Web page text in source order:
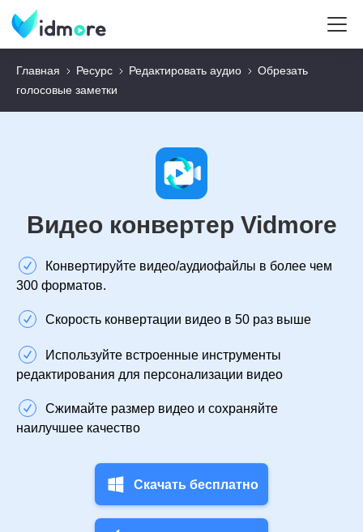
Главная Ресурс Редактировать аудио
Обрезать
голосовые заметки
Видео конвертер Vidmore
Конвертируйте видео/аудиофайлы в более чем
300 форматов.
Скорость конвертации видео в 50 раз выше
Используйте встроенные инструменты
редактирования для персонализации видео
Сжимайте размер видео и сохраняйте
наилучшее качество
Скачать бесплатно